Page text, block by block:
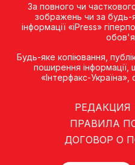
За повного чи
зображень чи за будь-
інформації «iPress»
Будь-яке копiювання,
поширення iнформацiї,
«Iнтерфакс-
РЕДАКЦИЯ
ПРАВИЛА
ДОГОВОР О